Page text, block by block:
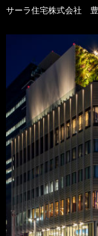
サーラ住宅株式会社